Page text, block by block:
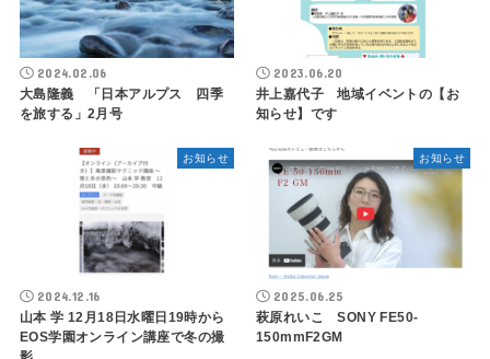
2024.02.06
大島隆義 「日本アルプス 四季
を旅する」2月号
2023.06.20
井上嘉代子 地域イベントの【お
知らせ】です
お知らせ
2024.12.16
山本 学 12月18日水曜日19時から
EOS学園オンライン講座で冬の撮
お知らせ
2025.06.25
萩原れいこ SONY FE50-
150mmF2GM